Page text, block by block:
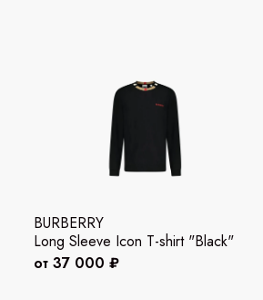
BURBERRY
Long Sleeve Icon T-shirt "Black"
от 37 000 ₽